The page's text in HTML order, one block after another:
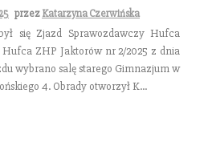
przezKatarzyna Czerwińska
się Zjazd Sprawozdawczy Hufca
Hufca ZHP Jaktorów nr 2/2025 z dnia
wybrano salę starego Gimnazjum w
4. Obrady otworzył K...